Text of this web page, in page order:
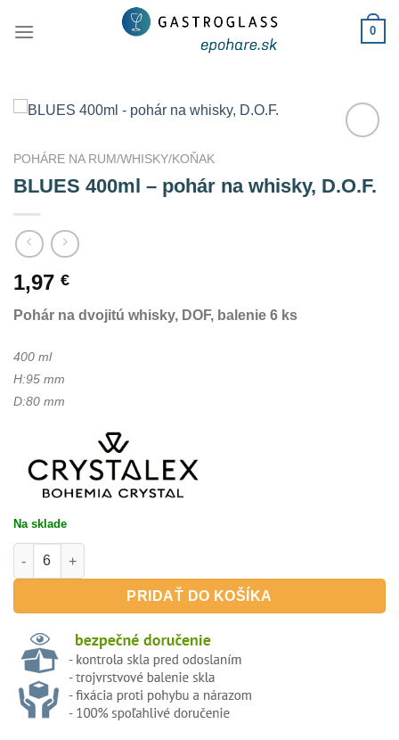
0
POHÁRE NA RUM/WHISKY/KOŇAK
BLUES 400ml – pohár na whisky, D.O.F.
1,97 €
Pohár na dvojitú whisky, DOF, balenie 6 ks
400 ml
H:95 mm
D:80 mm
Na sklade
množstvo BLUES 400ml - pohár na whisky, D.O.F.
PRIDAŤ DO KOŠÍKA